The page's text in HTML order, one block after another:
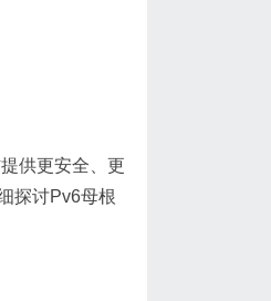
供更安全、更
探讨Pv6母根